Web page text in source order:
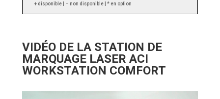
+ disponible | – non disponible | * en option
VIDÉO DE LA STATION DE
MARQUAGE LASER ACI
WORKSTATION COMFORT